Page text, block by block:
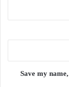
Save my